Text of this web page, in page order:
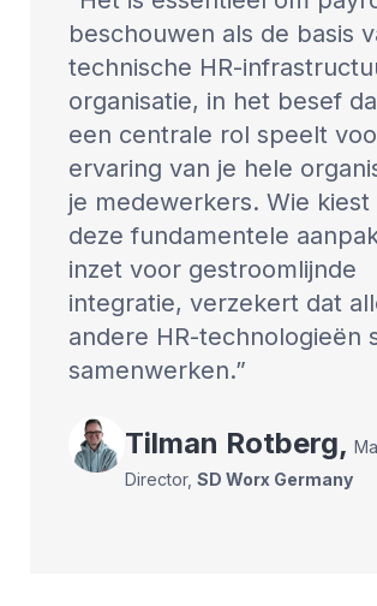
beschouwen als de basis
technische HR-
organisatie, in het besef
een centrale rol speelt
ervaring van je hele
je medewerkers. Wie
deze fundamentele
inzet voor gestroomlijnde
integratie, verzekert dat
andere HR-technologieën
samenwerken.
Tilman Rotberg,
Director,SD Worx Germany